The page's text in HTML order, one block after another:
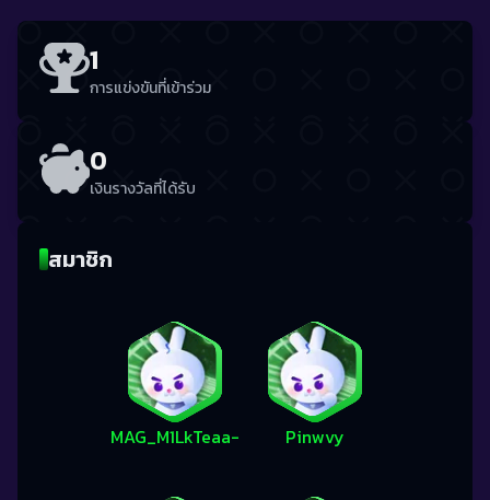
1
การแข่งขันที่เข้าร่วม
0
เงินรางวัลที่ได้รับ
สมาชิก
MAG_M1LkTeaa- Pinwvy